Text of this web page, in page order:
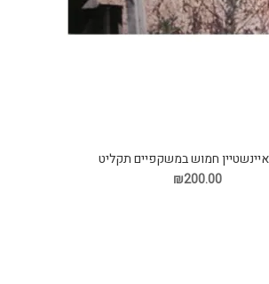
חמוש במשקפיים תקליט
₪200.00